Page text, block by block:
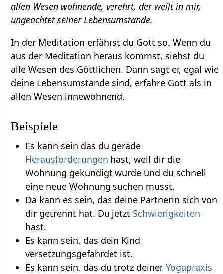
allen Wesen wohnende, verehrt, der weilt in mir,
ungeachtet seiner Lebensumstände.
In der Meditation erfährst du Gott so. Wenn du
aus der Meditation heraus kommst, siehst du
alle Wesen des Göttlichen. Dann sagt er, egal wie
deine Lebensumstände sind, erfahre Gott als in
allen Wesen innewohnend.
Beispiele
Es kann sein das du gerade
Herausforderungen hast, weil dir die
Wohnung gekündigt wurde und du schnell
eine neue Wohnung suchen musst.
Da kann es sein, das deine Partnerin sich von
dir getrennt hat. Du jetzt Schwierigkeiten
hast.
Es kann sein, das dein Kind
versetzungsgefährdet ist.
Es kann sein, das du trotz deiner Yogapraxis